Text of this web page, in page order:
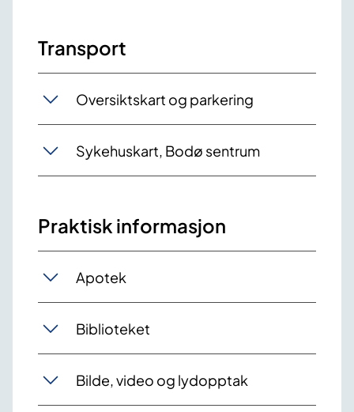
Transport
Oversiktskart og parkering
Sykehuskart, Bodø sentrum
Praktisk informasjon
Apotek
Biblioteket
Bilde, video og lydopptak